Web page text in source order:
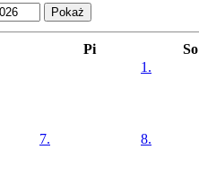
Pi So
1.
7. 8.